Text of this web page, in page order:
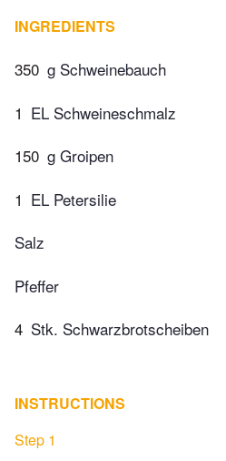
INGREDIENTS
350 g Schweinebauch
1 EL Schweineschmalz
150 g Groipen
1 EL Petersilie
Salz
Pfeffer
4 Stk. Schwarzbrotscheiben
INSTRUCTIONS
Step 1